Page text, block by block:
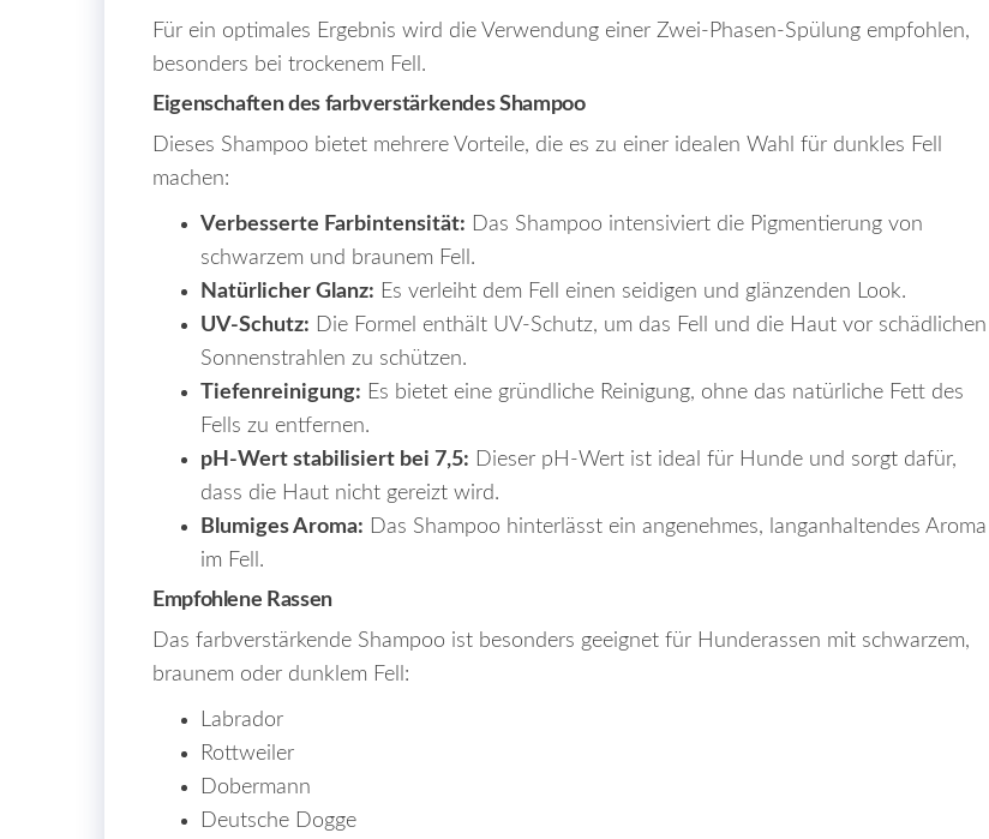
Für ein optimales Ergebnis wird die Verwendung einer Zwei-Phasen-Spülung empfohlen,
besonders bei trockenem Fell.
Eigenschaften des farbverstärkendes Shampoo
Dieses Shampoo bietet mehrere Vorteile, die es zu einer idealen Wahl für dunkles Fell
machen:
Verbesserte Farbintensität: Das Shampoo intensiviert die Pigmentierung von
schwarzem und braunem Fell.
Natürlicher Glanz: Es verleiht dem Fell einen seidigen und glänzenden Look.
UV-Schutz: Die Formel enthält UV-Schutz, um das Fell und die Haut vor schädlichen
Sonnenstrahlen zu schützen.
Tiefenreinigung: Es bietet eine gründliche Reinigung, ohne das natürliche Fett des
Fells zu entfernen.
pH-Wert stabilisiert bei 7,5: Dieser pH-Wert ist ideal für Hunde und sorgt dafür,
dass die Haut nicht gereizt wird.
Blumiges Aroma: Das Shampoo hinterlässt ein angenehmes, langanhaltendes Aroma
im Fell.
Empfohlene Rassen
Das farbverstärkende Shampoo ist besonders geeignet für Hunderassen mit schwarzem,
braunem oder dunklem Fell:
Labrador
Rottweiler
Dobermann
Deutsche Dogge